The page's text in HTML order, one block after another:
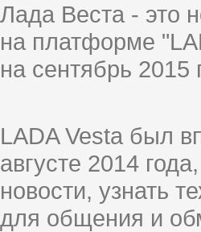
Лада Веста - это
на платформе
на сентябрь
LADA Vesta был
августе 2014
новости, узнать
для общения и